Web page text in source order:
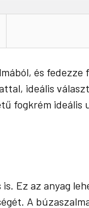
és
ideális
fogkrém ideális
Ez az anyag
A